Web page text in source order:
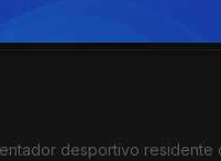
pelo mundo, com pessoas
desportivo residente